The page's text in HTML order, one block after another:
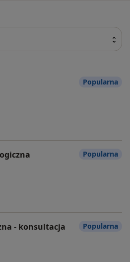
Popularna
seksuologiczna
Popularna
- konsultacja
psychologiczna - konsultacja
Popularna